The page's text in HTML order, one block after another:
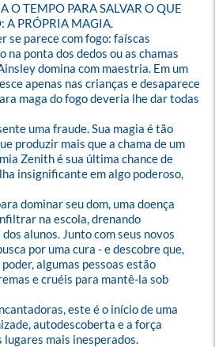
O TEMPO PARA SALVAR O QUE
A PRÓPRIA MAGIA.
se parece com fogo: faíscas
na ponta dos dedos ou as chamas
domina com maestria. Em um
apenas nas crianças e desaparece
maga do fogo deveria lhe dar todas
uma fraude. Sua magia é tão
produzir mais que a chama de um
Zenith é sua última chance de
insignificante em algo poderoso,
dominar seu dom, uma doença
na escola, drenando
alunos. Junto com seus novos
por uma cura - e descobre que,
algumas pessoas estão
e cruéis para mantê-la sob
este é o início de uma
autodescoberta e a força
lugares mais inesperados.